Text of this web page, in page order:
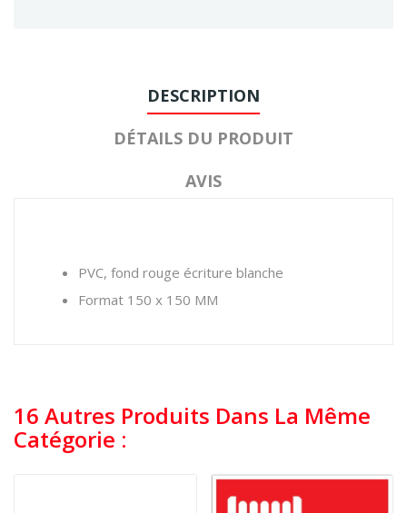
DESCRIPTION
DÉTAILS DU PRODUIT
AVIS
PVC, fond rouge écriture blanche
Format 150 x 150 MM
16 Autres Produits Dans La Même
Catégorie :